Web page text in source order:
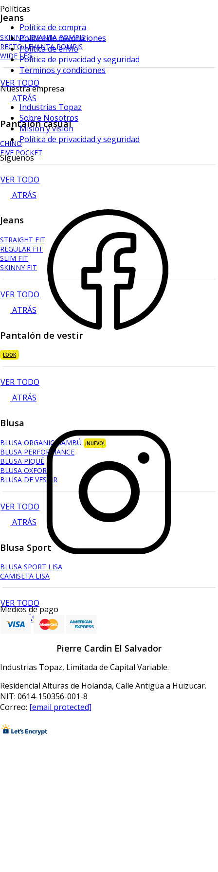
Jeans
SKINNY LEVANTA POMPIS
RECTO LEVANTA POMPIS
WIDE LEG
VER TODO
ATRÁS
Pantalón casual
CHINO
FIVE POCKET
VER TODO
ATRÁS
Jeans
STRAIGHT FIT
REGULAR FIT
SLIM FIT
SKINNY FIT
VER TODO
ATRÁS
Pantalón de vestir
LOOK
VER TODO
ATRÁS
Blusa
BLUSA ORGANIC BAMBÚ ¡NUEVO!
BLUSA PERFORMANCE
BLUSA PIQUÉ
BLUSA OXFORD
BLUSA DE VESTIR
VER TODO
ATRÁS
Blusa Sport
BLUSA SPORT LISA
CAMISETA LISA
VER TODO
ATRÁS
Políticas
Política de compra
Política de devoluciones
Política de envío
Política de privacidad y seguridad
Terminos y condiciones
Nuestra empresa
Industrias Topaz
Sobre Nosotros
Mision y vision
Política de privacidad y seguridad
Síguenos
Medios de pago
Pierre Cardin El Salvador
Industrias Topaz, Limitada de Capital Variable.
Residencial Alturas de Holanda, Calle Antigua a Huizucar.
NIT: 0614-150356-001-8
Correo: [email protected]